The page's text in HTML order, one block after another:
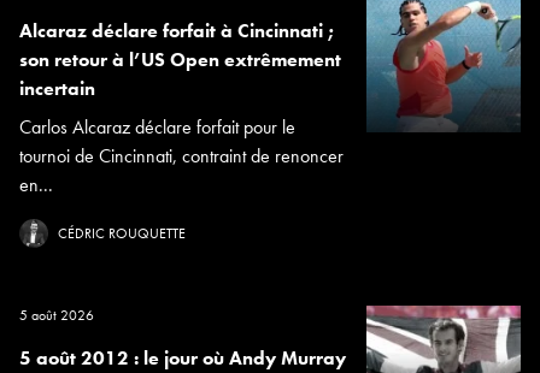
Alcaraz déclare forfait à Cincinnati ;
son retour à l’US Open extrêmement
incertain
Carlos Alcaraz déclare forfait pour le
tournoi de Cincinnati, contraint de renoncer
en...
CÉDRIC ROUQUETTE
5 août 2026
5 août 2012 : le jour où Andy Murray